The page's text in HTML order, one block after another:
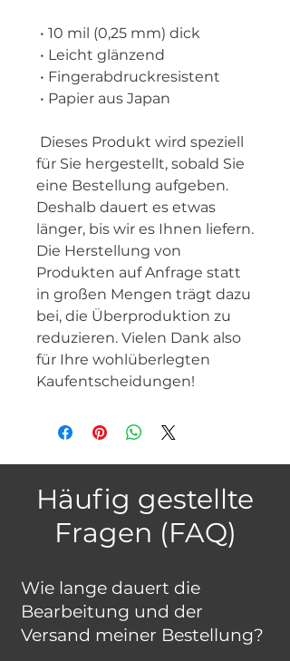
• 10 mil (0,25 mm) dick
• Leicht glänzend
• Fingerabdruckresistent
• Papier aus Japan
für Sie hergestellt, sobald Sie
eine Bestellung aufgeben.
Deshalb dauert es etwas
länger, bis wir es Ihnen liefern.
Die Herstellung von
Produkten auf Anfrage statt
in großen Mengen trägt dazu
bei, die Überproduktion zu
reduzieren. Vielen Dank also
für Ihre wohlüberlegten
Kaufentscheidungen!
Häufig gestellte
Fragen (FAQ)
Wie lange dauert die
Bearbeitung und der
Versand meiner Bestellung?